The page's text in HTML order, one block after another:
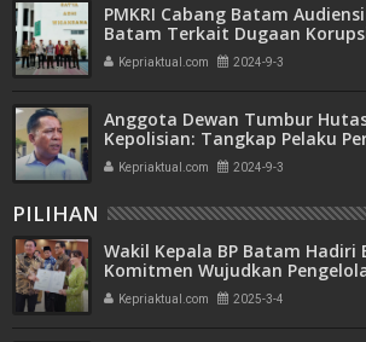
PMKRI Cabang Batam
Batam Terkait Dugaan
DPD PSI Batam
Kepriaktual.com 2024-9-3
Anggota Dewan Tumbur
Kepolisian: Tangkap Pelaku
Alfamart di Saguba
Kepriaktual.com 2024-9-3
PILIHAN
Wakil Kepala BP Batam Hadiri
Komitmen Wujudkan
Transparan dan Akuntabel
Kepriaktual.com 2025-3-4